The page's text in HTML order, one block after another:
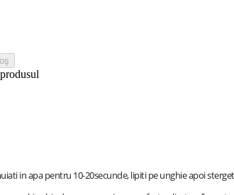
in apa pentru 10-20secunde, lipiti pe unghie apoi